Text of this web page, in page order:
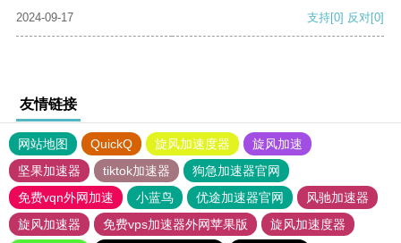
2024-09-17 支持[0] 反对[0]
友情链接
网站地图 QuickQ 旋风加速度器
旋风加速
坚果加速器
tiktok加速器
狗急加速器官网
免费vqn外网加速
小蓝鸟 优途加速器官网
风驰加速器
旋风加速器
免费vps加速器外网苹果版
旋风加速度器